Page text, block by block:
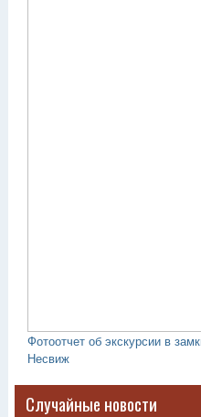
Фотоотчет об экскурсии в
Несвиж
Случайные новости